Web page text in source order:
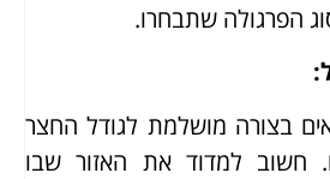
הפרגולה שתבחרו.
:
בצורה מושלמת לגודל החצר
חשוב למדוד את האזור שבו